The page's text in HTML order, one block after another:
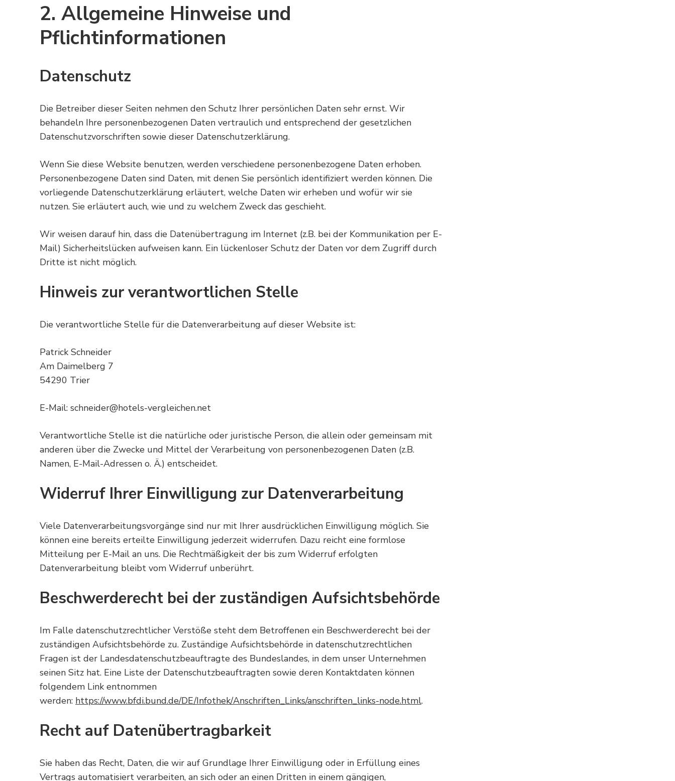
2. Allgemeine Hinweise und
Pflichtinformationen
Datenschutz
Die Betreiber dieser Seiten nehmen den Schutz Ihrer persönlichen Daten sehr ernst. Wir
behandeln Ihre personenbezogenen Daten vertraulich und entsprechend der gesetzlichen
Datenschutzvorschriften sowie dieser Datenschutzerklärung.
Wenn Sie diese Website benutzen, werden verschiedene personenbezogene Daten erhoben.
Personenbezogene Daten sind Daten, mit denen Sie persönlich identifiziert werden können. Die
vorliegende Datenschutzerklärung erläutert, welche Daten wir erheben und wofür wir sie
nutzen. Sie erläutert auch, wie und zu welchem Zweck das geschieht.
Wir weisen darauf hin, dass die Datenübertragung im Internet (z.B. bei der Kommunikation per E-
Mail) Sicherheitslücken aufweisen kann. Ein lückenloser Schutz der Daten vor dem Zugriff durch
Dritte ist nicht möglich.
Hinweis zur verantwortlichen Stelle
Die verantwortliche Stelle für die Datenverarbeitung auf dieser Website ist:
Patrick Schneider
Am Daimelberg 7
54290 Trier
E-Mail: schneider@hotels-vergleichen.net
Verantwortliche Stelle ist die natürliche oder juristische Person, die allein oder gemeinsam mit
anderen über die Zwecke und Mittel der Verarbeitung von personenbezogenen Daten (z.B.
Namen, E-Mail-Adressen o. Ä.) entscheidet.
Widerruf Ihrer Einwilligung zur Datenverarbeitung
Viele Datenverarbeitungsvorgänge sind nur mit Ihrer ausdrücklichen Einwilligung möglich. Sie
können eine bereits erteilte Einwilligung jederzeit widerrufen. Dazu reicht eine formlose
Mitteilung per E-Mail an uns. Die Rechtmäßigkeit der bis zum Widerruf erfolgten
Datenverarbeitung bleibt vom Widerruf unberührt.
Beschwerderecht bei der zuständigen Aufsichtsbehörde
Im Falle datenschutzrechtlicher Verstöße steht dem Betroffenen ein Beschwerderecht bei der
zuständigen Aufsichtsbehörde zu. Zuständige Aufsichtsbehörde in datenschutzrechtlichen
Fragen ist der Landesdatenschutzbeauftragte des Bundeslandes, in dem unser Unternehmen
seinen Sitz hat. Eine Liste der Datenschutzbeauftragten sowie deren Kontaktdaten können
folgendem Link entnommen
werden: https://www.bfdi.bund.de/DE/Infothek/Anschriften_Links/anschriften_links-node.html.
Recht auf Datenübertragbarkeit
Sie haben das Recht, Daten, die wir auf Grundlage Ihrer Einwilligung oder in Erfüllung eines
Vertrags automatisiert verarbeiten, an sich oder an einen Dritten in einem gängigen,